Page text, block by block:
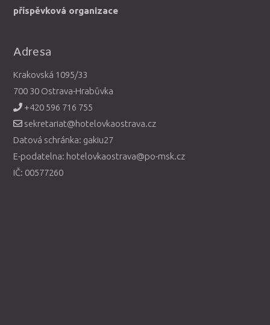
příspěvková organizace
Adresa
Krakovská 1095/33
700 30 Ostrava-Hrabůvka
+420 596 716 755
sekretariat@hotelovkaostrava.cz
Datová schránka: gakiu27
E-podatelna: hotelovkaostrava@po-msk.cz
IČ: 00577260